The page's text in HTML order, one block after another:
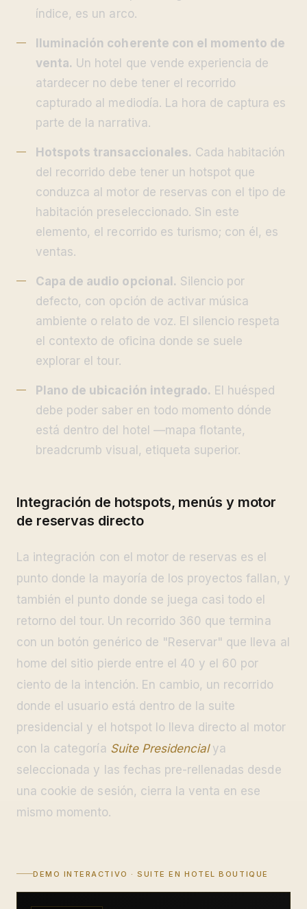
índice, es un arco.
Iluminación coherente con el momento de
venta. Un hotel que vende experiencia de
atardecer no debe tener el recorrido
capturado al mediodía. La hora de captura es
parte de la narrativa.
Hotspots transaccionales. Cada habitación
del recorrido debe tener un hotspot que
conduzca al motor de reservas con el tipo de
habitación preseleccionado. Sin este
elemento, el recorrido es turismo; con él, es
ventas.
Capa de audio opcional. Silencio por
defecto, con opción de activar música
ambiente o relato de voz. El silencio respeta
el contexto de oficina donde se suele
explorar el tour.
Plano de ubicación integrado. El huésped
debe poder saber en todo momento dónde
está dentro del hotel —mapa flotante,
breadcrumb visual, etiqueta superior.
Integración de hotspots, menús y motor
de reservas directo
La integración con el motor de reservas es el
punto donde la mayoría de los proyectos fallan, y
también el punto donde se juega casi todo el
retorno del tour. Un recorrido 360 que termina
con un botón genérico de "Reservar" que lleva al
home del sitio pierde entre el 40 y el 60 por
ciento de la intención. En cambio, un recorrido
donde el usuario está dentro de la suite
presidencial y el hotspot lo lleva directo al motor
con la categoría Suite Presidencialya
seleccionada y las fechas pre-rellenadas desde
una cookie de sesión, cierra la venta en ese
mismo momento.
DEMO INTERACTIVO · SUITE EN HOTEL BOUTIQUE